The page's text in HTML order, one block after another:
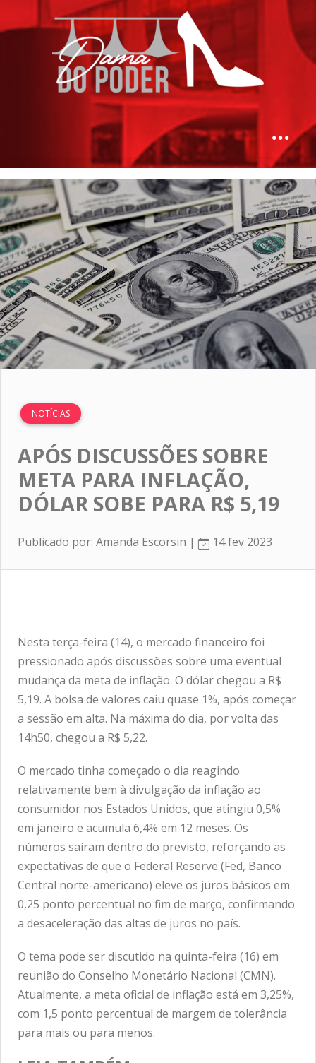
NOTÍCIAS
APÓS DISCUSSÕES SOBRE
META PARA INFLAÇÃO,
DÓLAR SOBE PARA R$ 5,19
Publicado por: Amanda Escorsin | 14 fev 2023
Nesta terça-feira (14), o mercado financeiro foi
pressionado após discussões sobre uma eventual
mudança da meta de inflação. O dólar chegou a R$
5,19. A bolsa de valores caiu quase 1%, após começar
a sessão em alta. Na máxima do dia, por volta das
14h50, chegou a R$ 5,22.
O mercado tinha começado o dia reagindo
relativamente bem à divulgação da inflação ao
consumidor nos Estados Unidos, que atingiu 0,5%
em janeiro e acumula 6,4% em 12 meses. Os
números saíram dentro do previsto, reforçando as
expectativas de que o Federal Reserve (Fed, Banco
Central norte-americano) eleve os juros básicos em
0,25 ponto percentual no fim de março, confirmando
a desaceleração das altas de juros no país.
O tema pode ser discutido na quinta-feira (16) em
reunião do Conselho Monetário Nacional (CMN).
Atualmente, a meta oficial de inflação está em 3,25%,
com 1,5 ponto percentual de margem de tolerância
para mais ou para menos.